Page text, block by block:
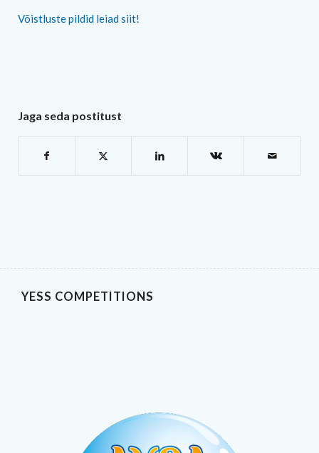
Võistluste pildid leiad siit!
Jaga seda postitust
YESS COMPETITIONS